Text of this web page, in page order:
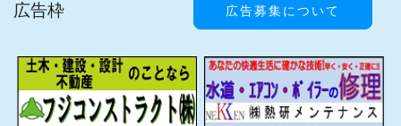
広告枠 広告募集について